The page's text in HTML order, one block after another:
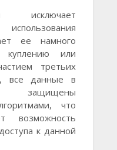
исключает
ее намного
куплению или
третьих
все данные в
защищены
что
возможность
к данной